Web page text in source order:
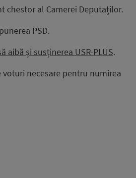
chestor al Camerei Deputaților.
PSD.
aibă și susținerea USR-PLUS.
necesare pentru numirea